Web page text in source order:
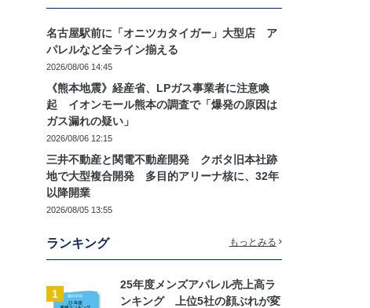
名古屋駅前に「オニツカタイガー」大型店 ア
パレルなど全ライン揃える
2026/08/06 14:45
《熊本地震》経産省、LPガス事業者に注意喚
起 イオンモール熊本の調査で「爆発の原因は
ガス漏れの疑い」
2026/08/06 12:15
三井不動産と関電不動産開発 クボタ旧本社跡
地で大型複合開発 多目的アリーナ核に、32年
以降開業
2026/08/05 13:55
ランキング もっとみる
1
25年度メンズアパレル売上高ラ
ンキング 上位5社の顔ぶれが変